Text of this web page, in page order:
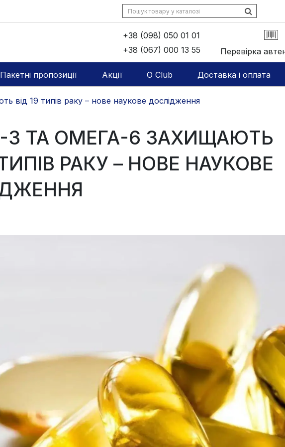
+38 (098) 050 01 01
+38 (067) 000 13 55
Перевірка
Пакетні пропозиції Акції O Club Доставка і оплата
від 19 типів раку – нове наукове дослідження
3 ТА ОМЕГА-6 ЗАХИЩАЮТЬ
РАКУ – НОВЕ НАУКОВЕ